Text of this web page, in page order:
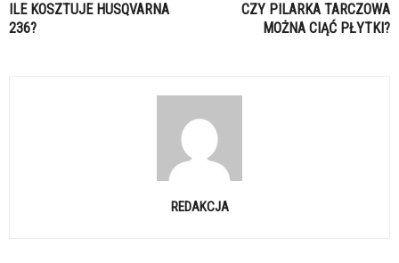
ILE KOSZTUJE HUSQVARNA
236?
CZY PILARKA TARCZOWA
MOŻNA CIĄĆ PŁYTKI?
REDAKCJA